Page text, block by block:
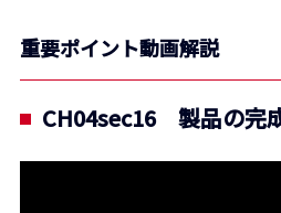
重要ポイント動画解説
CH04sec16 製品の完